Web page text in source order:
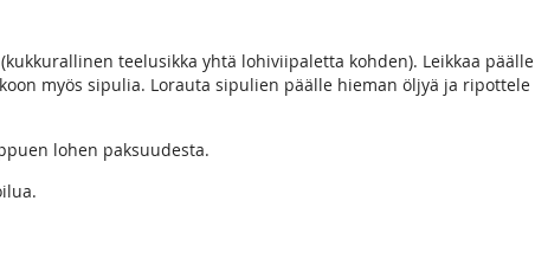
teelusikka yhtä lohiviipaletta kohden). Leikkaa päälle
myös sipulia. Lorauta sipulien päälle hieman öljyä ja ripottele
lohen paksuudesta.